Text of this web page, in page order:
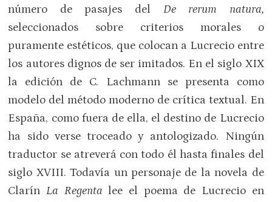
número de pasajes del De rerum natura,
seleccionados sobre criterios morales o
puramente estéticos, que colocan a Lucrecio entre
los autores dignos de ser imitados. En el siglo XIX
la edición de C. Lachmann se presenta como
modelo del método moderno de crítica textual. En
España, como fuera de ella, el destino de Lucrecio
ha sido verse troceado y antologizado. Ningún
traductor se atreverá con todo él hasta finales del
siglo XVIII. Todavía un personaje de la novela de
ClarínLa Regenta lee el poema de Lucrecio en